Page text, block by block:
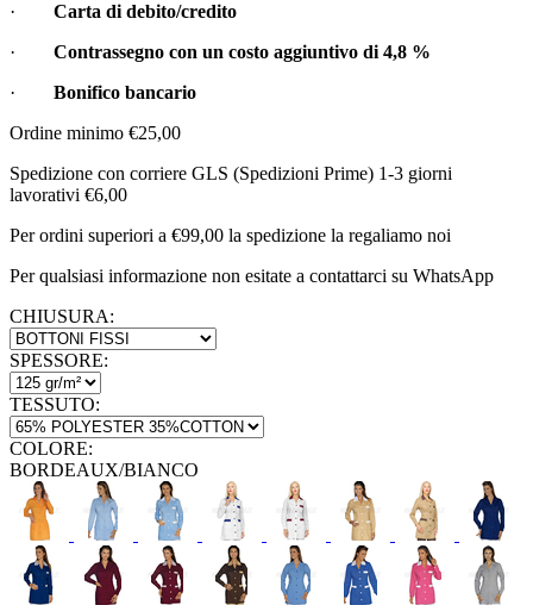
· Carta di debito/credito
· Contrassegno con un costo aggiuntivo di 4,8 %
· Bonifico bancario
Ordine minimo €25,00
Spedizione con corriere GLS (Spedizioni Prime) 1-3 giorni
lavorativi €6,00
Per ordini superiori a €99,00 la spedizione la regaliamo noi
Per qualsiasi informazione non esitate a contattarci su WhatsApp
CHIUSURA:
SPESSORE:
TESSUTO:
COLORE:
BORDEAUX/BIANCO